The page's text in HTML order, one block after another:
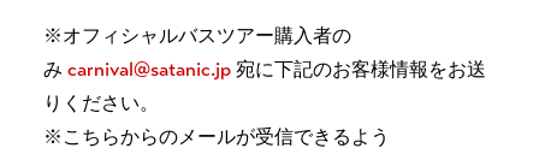
※オフィシャルバスツアー購入者の
み carnival@satanic.jp 宛に下記のお客様情報をお送
りください。
※こちらからのメールが受信できるよう